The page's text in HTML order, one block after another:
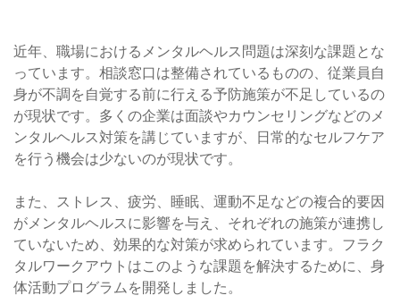
近年、職場におけるメンタルヘルス問題は深刻な課題とな
っています。相談窓口は整備されているものの、従業員自
身が不調を自覚する前に行える予防施策が不足しているの
が現状です。多くの企業は面談やカウンセリングなどのメ
ンタルヘルス対策を講じていますが、日常的なセルフケア
を行う機会は少ないのが現状です。
また、ストレス、疲労、睡眠、運動不足などの複合的要因
がメンタルヘルスに影響を与え、それぞれの施策が連携し
ていないため、効果的な対策が求められています。フラク
タルワークアウトはこのような課題を解決するために、身
体活動プログラムを開発しました。